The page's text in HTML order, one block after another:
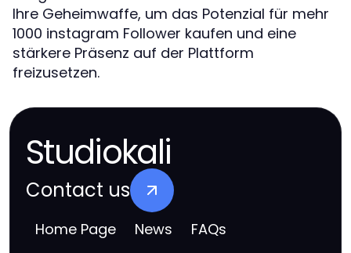
Ihre Geheimwaffe, um das Potenzial für mehr
1000 instagram Follower kaufen und eine
stärkere Präsenz auf der Plattform
freizusetzen.
Studiokali
Contact us
Home Page News
FAQs